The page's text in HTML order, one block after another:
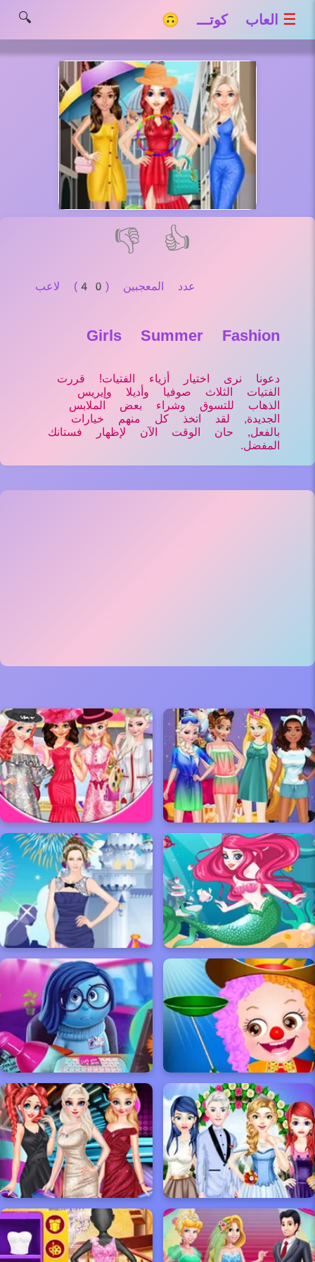
☰ العاب كوتـــ 🙃 🔍
👍
👎
عدد المعجبين (40) لاعب
Girls Summer Fashion
دعونا نرى اختيار أزياء الفتيات! قررت
الفتيات الثلاث صوفيا وأديلا وإيريس
الذهاب للتسوق وشراء بعض الملابس
الجديدة, لقد اتخذ كل منهم خيارات
بالفعل, حان الوقت الآن لإظهار فستانك
المفضل.